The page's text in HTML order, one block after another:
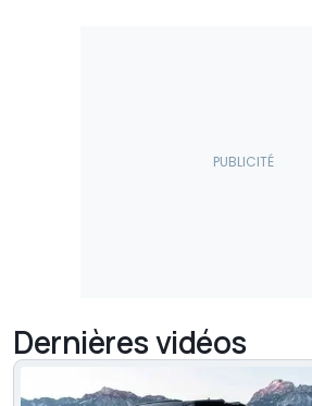
Dernières vidéos